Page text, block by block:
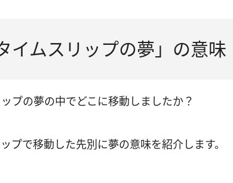
イムスリップの夢」の意味
プの夢の中でどこに移動しましたか？
プで移動した先別に夢の意味を紹介します。